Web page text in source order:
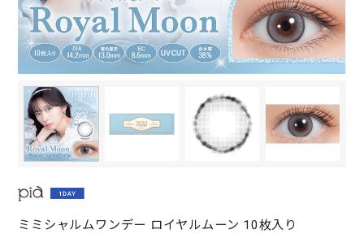
ミミシャルムワンデー ロイヤルムーン 10枚入り